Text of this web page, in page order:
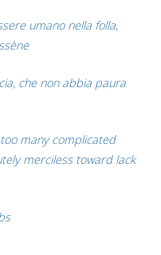
umano nella folla,
che non abbia paura
many complicated
merciless toward lack